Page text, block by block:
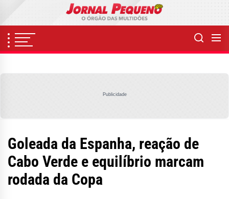
content
Publicidade
Goleada da Espanha, reação de
Cabo Verde e equilíbrio marcam
rodada da Copa